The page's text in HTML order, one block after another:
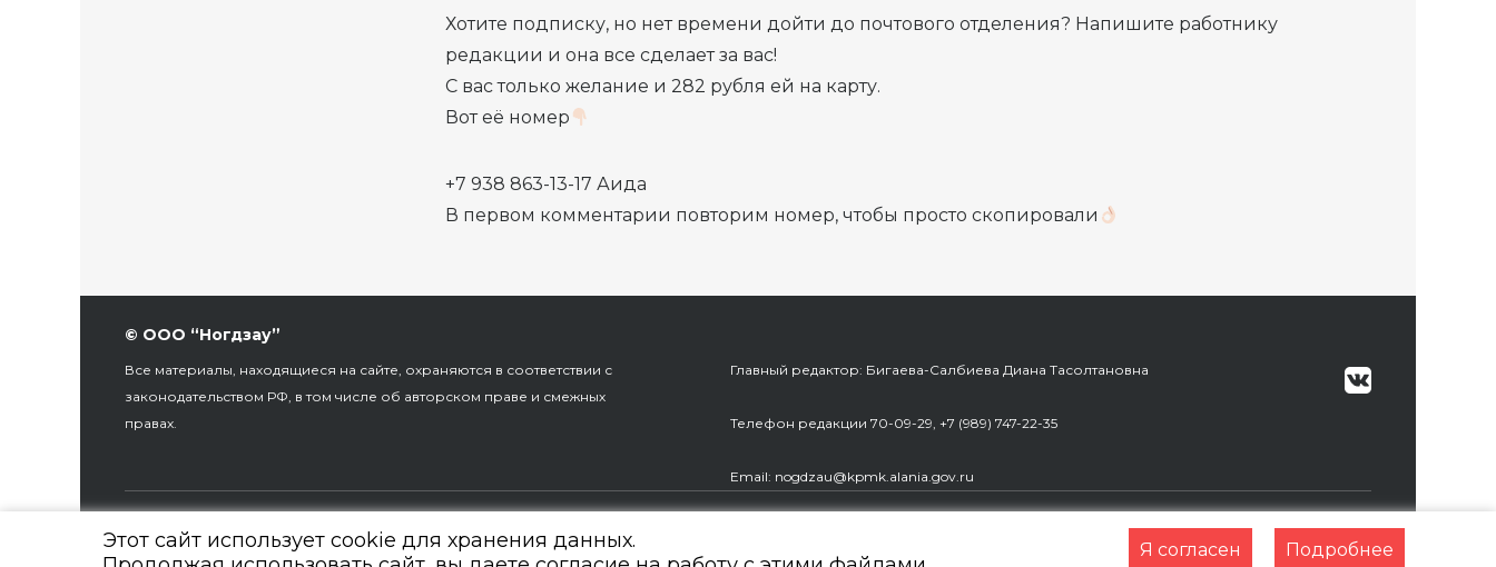
Хотите подписку, но нет времени дойти до почтового отделения? Напишите работнику
редакции и она все сделает за вас!
С вас только желание и 282 рубля ей на карту.
Вот её номер
+7 938 863-13-17 Аида
В первом комментарии повторим номер, чтобы просто скопировали
© ООО “Ногдзау”
Все материалы, находящиеся на сайте, охраняются в соответствии с
законодательством РФ, в том числе об авторском праве и смежных
правах.
Главный редактор: Бигаева-Салбиева Диана Тасолтановна
Телефон редакции 70-09-29, +7 (989) 747-22-35
Еmail: nogdzau@kpmk.alania.gov.ru
По заказу Комитета по делам печати и массовых коммуникаций РСО-Алания Разработка сайта:Web Robot
Этот сайт использует cookie для хранения данных.
Я согласен Подробнее